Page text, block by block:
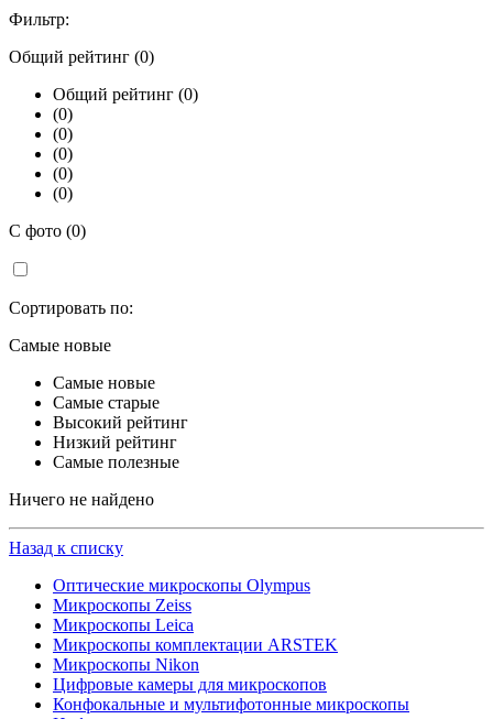
Фильтр:
Общий рейтинг (0)
Общий рейтинг (0)
(0)
(0)
(0)
(0)
(0)
С фото (0)
Сортировать по:
Самые новые
Самые новые
Самые старые
Высокий рейтинг
Низкий рейтинг
Самые полезные
Ничего не найдено
Назад к списку
Оптические микроскопы Olympus
Микроскопы Zeiss
Микроскопы Leica
Микроскопы комплектации ARSTEK
Микроскопы Nikon
Цифровые камеры для микроскопов
Конфокальные и мультифотонные микроскопы